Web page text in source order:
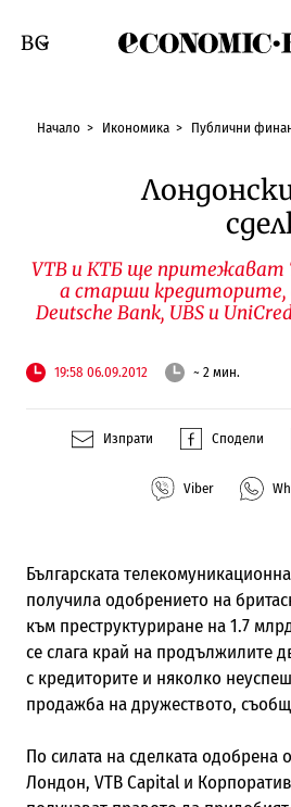
Смяна на език
Начало Икономика Публични
VTB и КТБ ще притежават
а старши кредиторите,
Deutsche Bank, UBS и
19:58 06.09.2012 ~ 2 мин.
Изпрати Сподели
Viber
Българската
получила одобрението на
към преструктуриране на 1.7
се слага край на продължилите
с кредиторите и няколко
продажба на дружеството,
По силата на сделката одобренa
Лондон, VTB Capital и